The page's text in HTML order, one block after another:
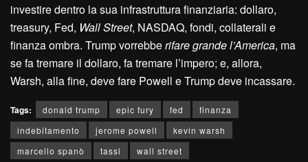
investire dentro la sua infrastruttura finanziaria: dollaro,
treasury, Fed, Wall Street, NASDAQ, fondi, collaterali e
finanza ombra. Trump vorrebberifare grande l’America, ma
se fa tremare il dollaro, fa tremare l’impero; e, allora,
Warsh, alla fine, deve fare Powell e Trump deve incassare.
Tags: donald trump epic fury fed
finanza
indebitamento
jerome powell
kevin warsh
marcello spanò
tassi wall street